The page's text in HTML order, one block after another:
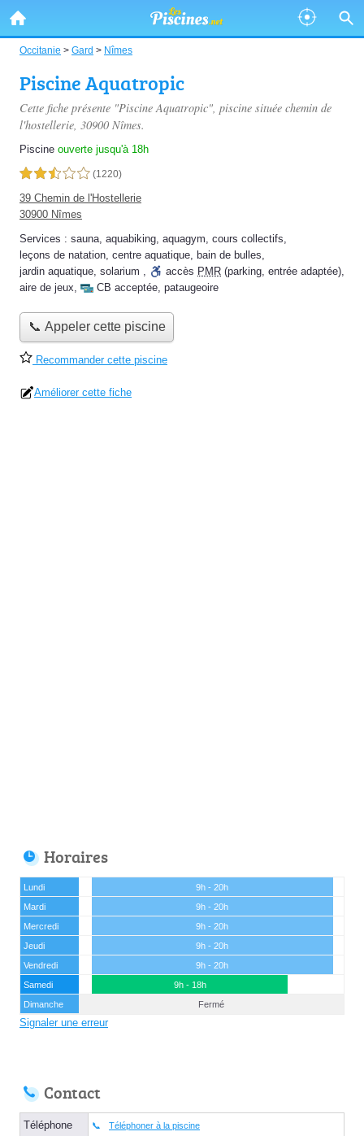
Occitanie > Gard > Nîmes
Piscine Aquatropic
Cette fiche présente "Piscine Aquatropic", piscine située chemin de
l'hostellerie, 30900 Nîmes.
Piscine ouverte jusqu'à 18h
2,5 étoiles sur 5 (1220)
39 Chemin de l'Hostellerie
30900 Nîmes
Services : sauna, aquabiking, aquagym, cours collectifs,
leçons de natation, centre aquatique, bain de bulles,
jardin aquatique, solarium , accès PMR (parking, entrée adaptée),
aire de jeux, CB acceptée, pataugeoire
📞 Appeler cette piscine
Recommander cette piscine
Améliorer cette fiche
Horaires
Lundi
9h - 20h
Mardi
9h - 20h
Mercredi
9h - 20h
Jeudi
9h - 20h
Vendredi
9h - 20h
Samedi
9h - 18h
Dimanche
Fermé
Signaler une erreur
Contact
Téléphone Téléphoner à la piscine